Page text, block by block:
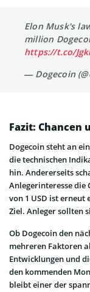
Elon Musk's
million
https://t.co/
— Dogecoin
Fazit: Chancen
Dogecoin steht an
die technischen
hin. Andererseits
Anlegerinteresse die
von 1 USD ist
Ziel. Anleger sollten
Ob Dogecoin den
mehreren Faktoren
Entwicklungen und
den kommenden
bleibt einer der